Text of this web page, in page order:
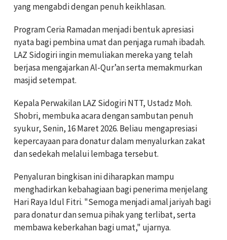
yang mengabdi dengan penuh keikhlasan.
Program Ceria Ramadan menjadi bentuk apresiasi
nyata bagi pembina umat dan penjaga rumah ibadah.
LAZ Sidogiri ingin memuliakan mereka yang telah
berjasa mengajarkan Al-Qur’an serta memakmurkan
masjid setempat.
Kepala Perwakilan LAZ Sidogiri NTT, Ustadz Moh.
Shobri, membuka acara dengan sambutan penuh
syukur, Senin, 16 Maret 2026. Beliau mengapresiasi
kepercayaan para donatur dalam menyalurkan zakat
dan sedekah melalui lembaga tersebut.
Penyaluran bingkisan ini diharapkan mampu
menghadirkan kebahagiaan bagi penerima menjelang
Hari Raya Idul Fitri. "Semoga menjadi amal jariyah bagi
para donatur dan semua pihak yang terlibat, serta
membawa keberkahan bagi umat," ujarnya.